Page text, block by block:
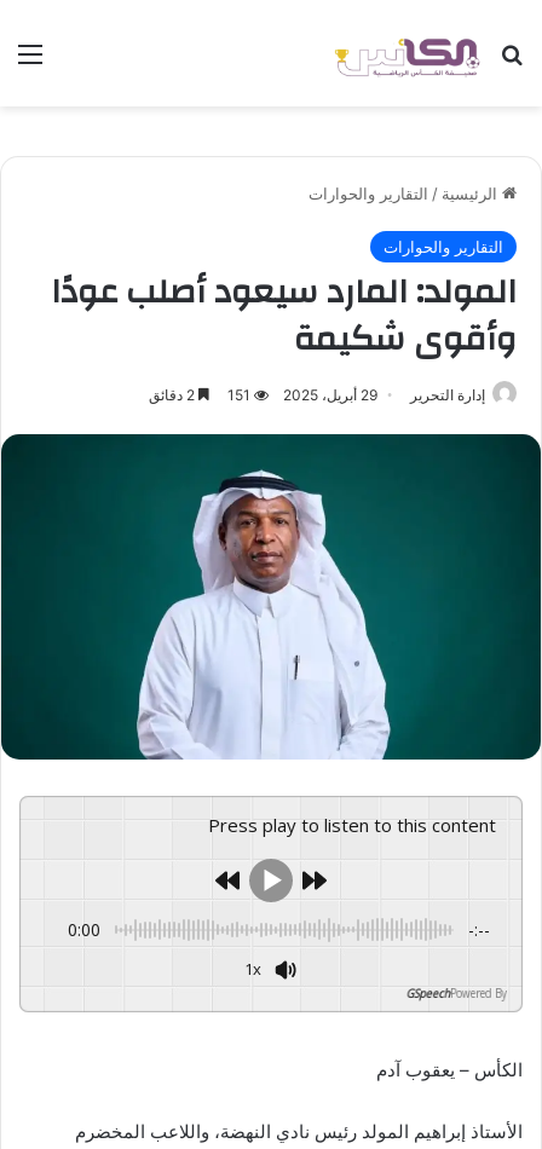
بحث عن
الرئيسية / التقارير والحوارات
التقارير والحوارات
المولد: المارد سيعود أصلب عودًا
وأقوى شكيمة
إدارة التحرير 29 أبريل، 2025 151
Press play to listen to this content
0:00 -:--
1x
Powered By
GSpeech
الكأس – يعقوب آدم
الأستاذ إبراهيم المولد رئيس نادي النهضة، واللاعب المخضرم